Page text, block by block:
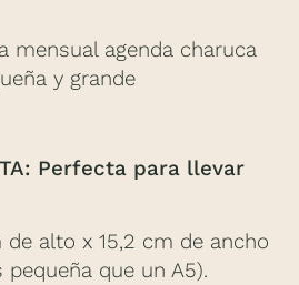
Perfecta para llevar
de alto x 15,2 cm de ancho
pequeña que un A5).